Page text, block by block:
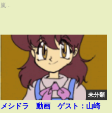
も。。。
嵐...
未分類
メシドラ 動画 ゲスト：山崎